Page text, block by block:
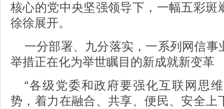
核心的党中央坚强领导下，一幅五彩斑
徐徐展开。
一分部署、九分落实，一系列网信事
举措正在化为举世瞩目的新成就新变革
“各级党委和政府要强化互联网思
势，着力在融合、共享、便民、安全上